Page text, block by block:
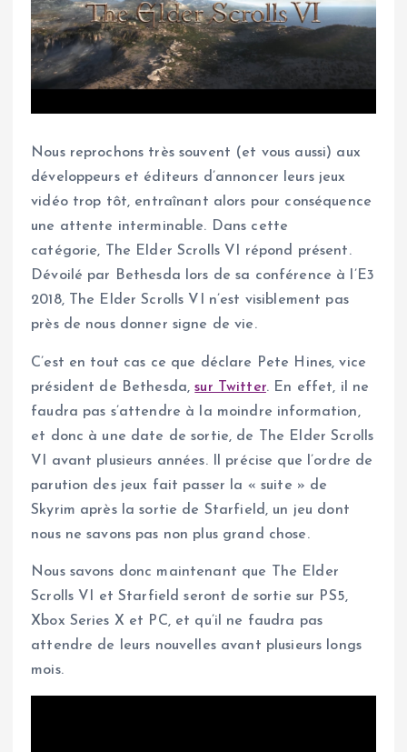
Nous reprochons très souvent (et vous aussi) aux
développeurs et éditeurs d’annoncer leurs jeux
vidéo trop tôt, entraînant alors pour conséquence
une attente interminable. Dans cette
catégorie, The Elder Scrolls VI répond présent.
Dévoilé par Bethesda lors de sa conférence à l’E3
2018, The Elder Scrolls VI n’est visiblement pas
près de nous donner signe de vie.
C’est en tout cas ce que déclare Pete Hines, vice
président de Bethesda,sur Twitter. En effet, il ne
faudra pas s’attendre à la moindre information,
et donc à une date de sortie, de The Elder Scrolls
VI avant plusieurs années. Il précise que l’ordre de
parution des jeux fait passer la « suite » de
Skyrim après la sortie de Starfield, un jeu dont
nous ne savons pas non plus grand chose.
Nous savons donc maintenant que The Elder
Scrolls VI et Starfield seront de sortie sur PS5,
Xbox Series X et PC, et qu’il ne faudra pas
attendre de leurs nouvelles avant plusieurs longs
mois.